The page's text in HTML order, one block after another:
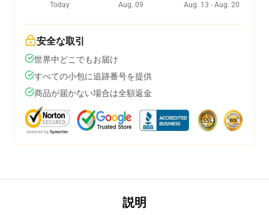
Today
Aug. 09
Aug. 13 - Aug. 20
安全な取引
世界中どこでもお届け
すべての小包に追跡番号を提供
商品が届かない場合は全額返金
説明